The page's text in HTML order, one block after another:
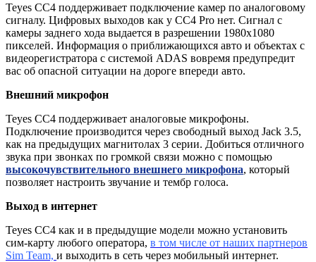
Teyes CC4 поддерживает подключение камер по аналоговому
сигналу. Цифровых выходов как у CC4 Pro нет. Сигнал с
камеры заднего хода выдается в разрешении 1980x1080
пикселей. Информация о приближающихся авто и объектах c
видеорегистратора с системой ADAS вовремя предупредит
вас об опасной ситуации на дороге впереди авто.
Внешний микрофон
Teyes CC4 поддерживает аналоговые микрофоны.
Подключение производится через свободный выход Jack 3.5,
как на предыдущих магнитолах 3 серии. Добиться отличного
звука при звонках по громкой связи можно с помощью
высокочувствительного внешнего микрофона, который
позволяет настроить звучание и тембр голоса.
Выход в интернет
Teyes CC4 как и в предыдущие модели можно установить
сим-карту любого оператора, в том числе от наших партнеров
Sim Team, и выходить в сеть через мобильный интернет.